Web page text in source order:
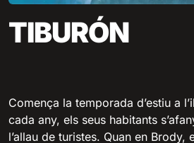
TIBURÓN
Comença la temporada d’estiu a
cada any, els seus habitants
l’allau de turistes. Quan en